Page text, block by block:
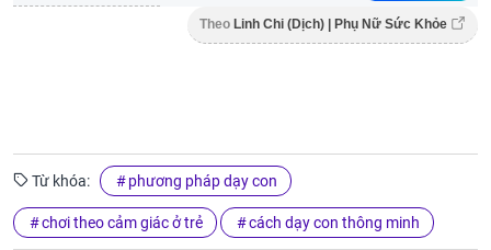
Theo Linh Chi (Dịch) | Phụ Nữ Sức Khỏe
Từ khóa: phương pháp dạy con
chơi theo cảm giác ở trẻ cách dạy con thông minh